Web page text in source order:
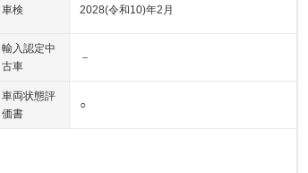
車検 2028(令和10)年2月
輸入認定中
古車
－
車両状態評
価書
○